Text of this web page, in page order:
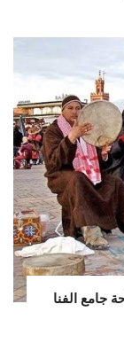
جامع الفنا